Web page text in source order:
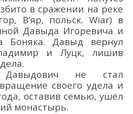
в сражении на реке
В’яр, польск. Wiar) в
Давыда Игоревича и
Боняка. Давыд вернул
и Луцк, лишив
Давыдович не стал
своего удела и
оставив семью, ушёл
ий монастырь.